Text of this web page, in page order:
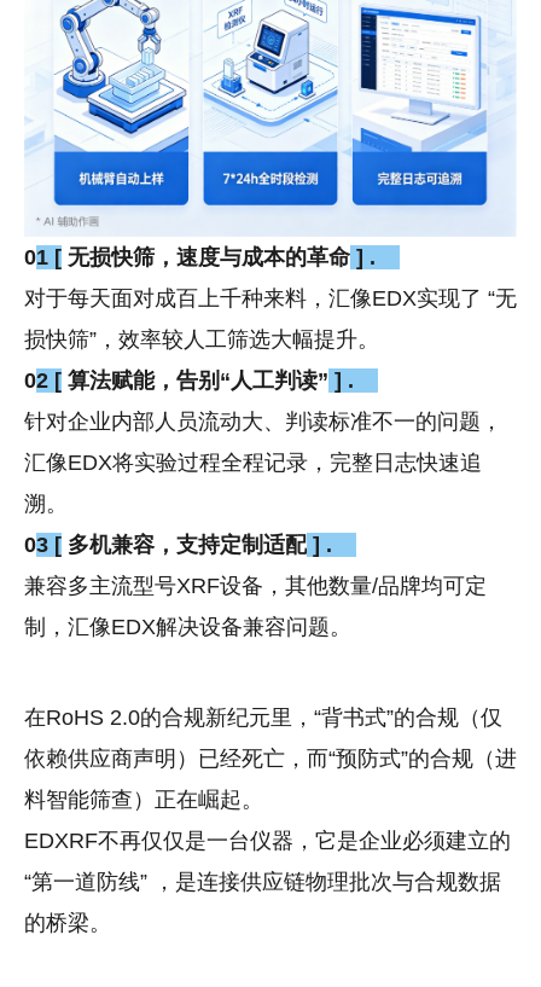
01 [ 无损快筛，速度与成本的革命 ] .
对于每天面对成百上千种来料，汇像EDX实现了 “无
损快筛”，效率较人工筛选大幅提升。
02 [ 算法赋能，告别“人工判读” ] .
针对企业内部人员流动大、判读标准不一的问题，
汇像EDX将实验过程全程记录，完整日志快速追
溯。
03 [ 多机兼容，支持定制适配 ] .
兼容多主流型号XRF设备，其他数量/品牌均可定
制，汇像EDX解决设备兼容问题。
在RoHS 2.0的合规新纪元里，“背书式”的合规（仅
依赖供应商声明）已经死亡，而“预防式”的合规（进
料智能筛查）正在崛起。
EDXRF不再仅仅是一台仪器，它是企业必须建立的
“第一道防线” ，是连接供应链物理批次与合规数据
的桥梁。